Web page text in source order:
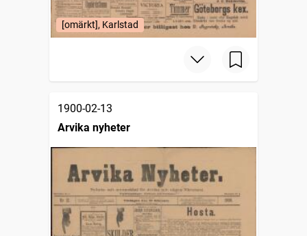
[omärkt], Karlstad
1900-02-13
Arvika nyheter